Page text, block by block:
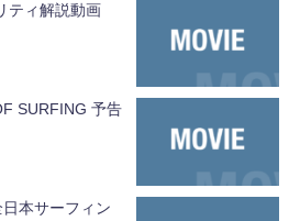
ティ解説動画
SURFING 予告
本サーフィン